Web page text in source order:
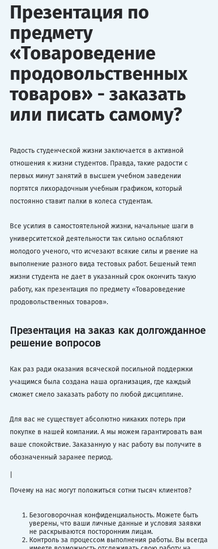
Презентация по
предмету
«Товароведение
продовольственных
товаров» - заказать
или писать самому?
Радость студенческой жизни заключается в активной
отношения к жизни студентов. Правда, такие радости с
первых минут занятий в высшем учебном заведении
портятся лихорадочным учебным графиком, который
постоянно ставит палки в колеса студентам.
Все усилия в самостоятельной жизни, начальные шаги в
университетской деятельности так сильно ослабляют
молодого ученого, что исчезают всякие силы и рвение на
выполнение разного вида тестовых работ. Бешеный темп
жизни студента не дает в указанный срок окончить такую
работу, как презентация по предмету «Товароведение
продовольственных товаров».
Презентация на заказ как долгожданное
решение вопросов
Как раз ради оказания всяческой посильной поддержки
учащимся была создана наша организация, где каждый
сможет смело заказать работу по любой дисциплине.
Для вас не существует абсолютно никаких потерь при
покупке в нашей компании. А мы можем гарантировать вам
ваше спокойствие. Заказанную у нас работу вы получите в
обозначенный заранее период.
Почему на нас могут положиться сотни тысяч клиентов?
Безоговорочная конфиденциальность. Можете быть
уверены, что ваши личные данные и условия заявки
не раскрываются посторонним лицам.
Контроль за процессом выполнения работы. Вы всегда